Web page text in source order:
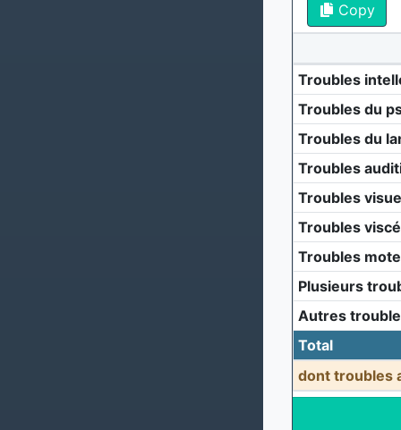
Copy
Troubles
Troubles du
Troubles du
Troubles
Troubles
Troubles
Troubles
Plusieurs
Autres
Total
dont troubles